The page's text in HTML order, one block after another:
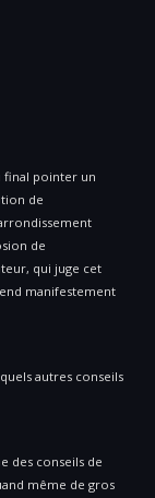
final pointer un
de
de
qui juge cet
manifestement
autres conseils
des conseils de
même de gros